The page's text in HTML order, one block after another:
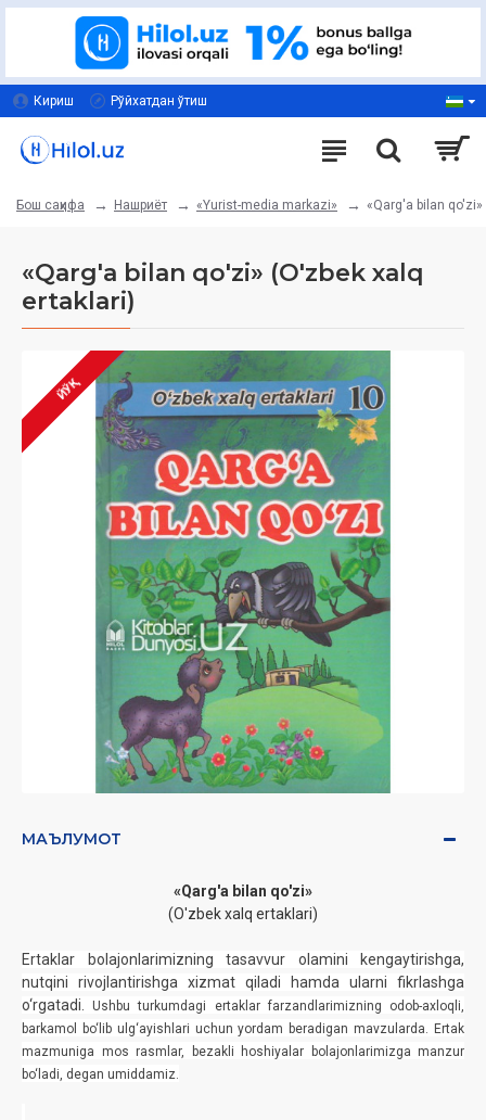
Кириш Рўйхатдан ўтиш
Бош саҳифа Нашриёт «Yurist-media markazi» «Qarg'a bilan
«Qarg'a bilan qo'zi» (O'zbek xalq
ertaklari)
ЙЎҚ
МАЪЛУМОТ
«Qarg'a bilan qo'zi»
(O'zbek xalq ertaklari)
Ertaklar bolajonlarimizning tasavvur olamini kengaytirishga,
nutqini rivojlantirishga xizmat qiladi hamda ularni fikrlashga
o‘rgatadi.Ushbu turkumdagi ertaklar farzandlarimizning odob-axloqli,
barkamol bo‘lib ulg‘ayishlari uchun yordam beradigan mavzularda. Ertak
mazmuniga mos rasmlar, bezakli hoshiyalar bolajonlarimizga manzur
bo‘ladi, degan umiddamiz.